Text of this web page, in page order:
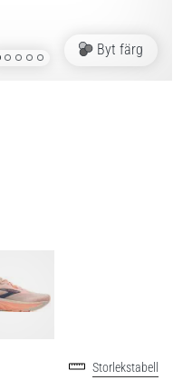
Byt färg
Storlekstabell